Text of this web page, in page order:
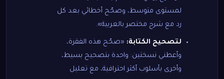
لمستوى متوسط، وصحّح أخطائي بعد كل
رد مع شرح مختصر بالعربية».
لتصحيح الكتابة: «صحّح هذه الفقرة،
وأعطني نسختين: واحدة بتصحيح بسيط،
وأخرى بأسلوب أكثر احترافية، مع تعليل